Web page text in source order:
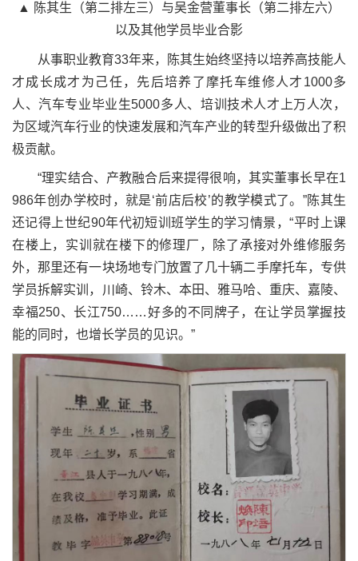
▲ 陈其生（第二排左三）与吴金营董事长（第二排左六）
以及其他学员毕业合影
从事职业教育33年来，陈其生始终坚持以培养高技能人
才成长成才为己任，先后培养了摩托车维修人才1000多
人、汽车专业毕业生5000多人、培训技术人才上万人次，
为区域汽车行业的快速发展和汽车产业的转型升级做出了积
极贡献。
“理实结合、产教融合后来提得很响，其实董事长早在1
986年创办学校时，就是‘前店后校’的教学模式了。”陈其生
还记得上世纪90年代初短训班学生的学习情景，“平时上课
在楼上，实训就在楼下的修理厂，除了承接对外维修服务
外，那里还有一块场地专门放置了几十辆二手摩托车，专供
学员拆解实训，川崎、铃木、本田、雅马哈、重庆、嘉陵、
幸福250、长江750……好多的不同牌子，在让学员掌握技
能的同时，也增长学员的见识。”